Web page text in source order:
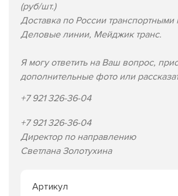
(руб/шт.)
Доставка по России
Деловые линии, Мейджик транс.
Я могу ответить на Ваш вопрос,
дополнительные фото или
+7 921 326-36-04
+7 921 326-36-04
Директор по направлению
Светлана Золотухина
Артикул